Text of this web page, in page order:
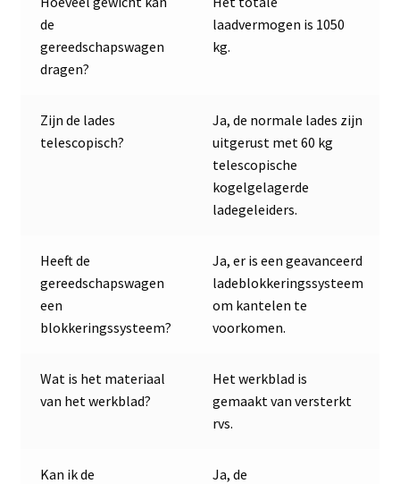
de
gereedschapswagen
dragen?
laadvermogen is 1050
kg.
Zijn de lades
telescopisch?
Ja, de normale lades zijn
uitgerust met 60 kg
telescopische
kogelgelagerde
ladegeleiders.
Heeft de
gereedschapswagen
een
blokkeringssysteem?
Ja, er is een geavanceerd
ladeblokkeringssysteem
om kantelen te
voorkomen.
Wat is het materiaal
van het werkblad?
Het werkblad is
gemaakt van versterkt
rvs.
Kan ik de
Ja, de